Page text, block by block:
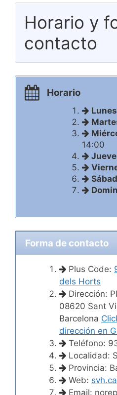
Horario y
contacto
Horario
14:00
Forma de contacto
Plus Code:
dels Horts
Dirección:
08620 Sant
Barcelona
dirección en
Teléfono:
Localidad:
Provincia:
Web:
Email: